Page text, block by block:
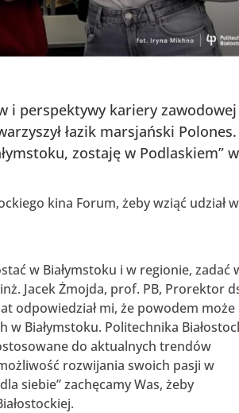
i perspektywy kariery zawodowej
łazik marsjański Polones.
zostaję w Podlaskiem” w
kina Forum, żeby wziąć udział w
w Białymstoku i w regionie, zadać
Jacek Żmojda, prof. PB, Prorektor
odpowiedział mi, że powodem może
Białymstoku. Politechnika
do aktualnych trendów
rozwijania swoich pasji w
siebie” zachęcamy Was, żeby